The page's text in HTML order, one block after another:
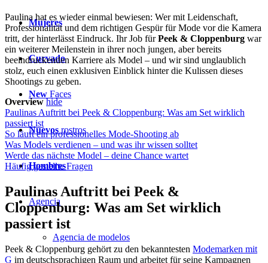
Mujeres
Curvado
New Faces
Nuevos rostros
Hombres
Agencia
Agencia de modelos
Paulina hat es wieder einmal bewiesen: Wer mit Leidenschaft,
Professionalität und dem richtigen Gespür für Mode vor die Kamera
tritt, der hinterlässt Eindruck. Ihr Job fürPeek & Cloppenburg war
ein weiterer Meilenstein in ihrer noch jungen, aber bereits
beeindruckenden Karriere als Model – und wir sind unglaublich
stolz, euch einen exklusiven Einblick hinter die Kulissen dieses
Shootings zu geben.
Overview hide
Paulinas Auftritt bei Peek & Cloppenburg: Was am Set wirklich
passiert ist
So läuft ein professionelles Mode-Shooting ab
Was Models verdienen – und was ihr wissen solltet
Werde das nächste Model – deine Chance wartet
Häufig gestellte Fragen
Paulinas Auftritt bei Peek &
Cloppenburg: Was am Set wirklich
passiert ist
Peek & Cloppenburg gehört zu den bekanntesten Modemarken mit
G im deutschsprachigen Raum und arbeitet für seine Kampagnen